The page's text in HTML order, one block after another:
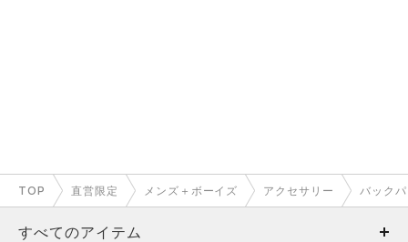
TOP 直営限定 メンズ＋ボーイズ アクセサリー バック
すべてのアイテム